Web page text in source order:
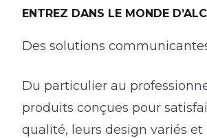
ENTREZ DANS LE MONDE
Des solutions
Du particulier au
produits conçues pour
qualité, leurs design variés